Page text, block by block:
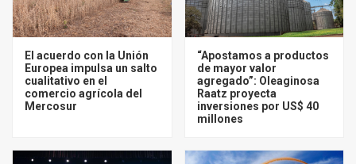
El acuerdo con la Unión
Europea impulsa un salto
cualitativo en el
comercio agrícola del
Mercosur
“Apostamos a productos
de mayor valor
agregado”: Oleaginosa
Raatz proyecta
inversiones por US$ 40
millones